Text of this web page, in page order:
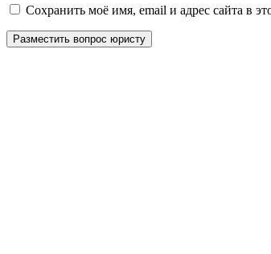
Сохранить моё имя, email и адрес сайта в